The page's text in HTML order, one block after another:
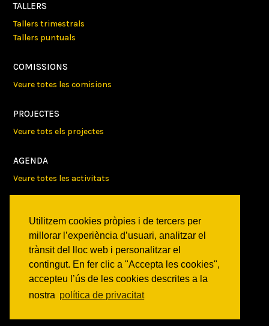
Utilitzem cookies pròpies i de tercers per
millorar l’experiència d’usuari, analitzar el
trànsit del lloc web i personalitzar el
contingut. En fer clic a "Accepta les cookies",
accepteu l’ús de les cookies descrites a la
nostra política de privacitat
TALLERS
Tallers trimestrals
Tallers puntuals
COMISSIONS
Veure totes les comisions
PROJECTES
Veure tots els projectes
AGENDA
Veure totes les activitats
Activitats
Comunicats
Victories
ON SOM?
c/ Constitució 19